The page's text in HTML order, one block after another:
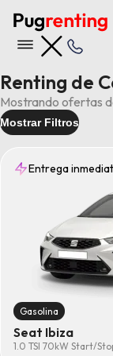
Renting de
Mostrando ofertas
Mostrar Filtros
15 días(2)
7 días(5)
Inmediata(61)
Rápida(63)
Tipo
4x4(23)
7 Plazas(5)
Entrega
Gasolina
Seat Ibiza
1.0 TSI 70kW Start/